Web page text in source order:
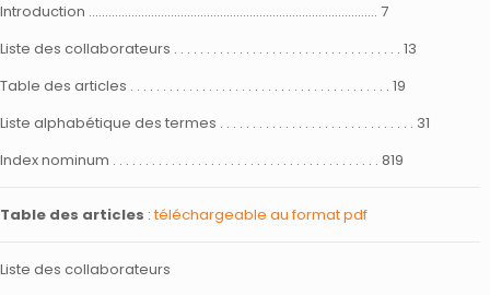
Introduction ……………………………………………………………………………. 7
Liste des collaborateurs . . . . . . . . . . . . . . . . . . . . . . . . . . . . . . . . . . . 13
Table des articles . . . . . . . . . . . . . . . . . . . . . . . . . . . . . . . . . . . . . . . . 19
Liste alphabétique des termes . . . . . . . . . . . . . . . . . . . . . . . . . . . . . . 31
Index nominum . . . . . . . . . . . . . . . . . . . . . . . . . . . . . . . . . . . . . . . . . 819
Table des articles :téléchargeable au format pdf
Liste des collaborateurs